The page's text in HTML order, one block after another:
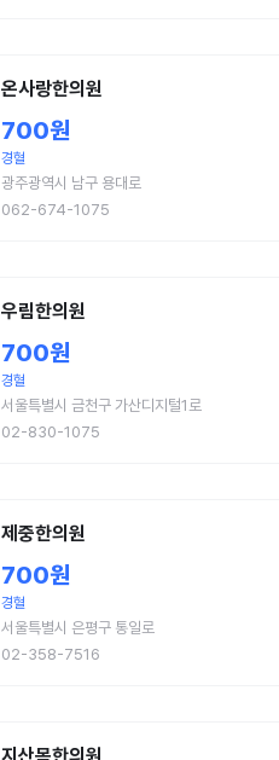
온사랑한의원
700원
경혈
광주광역시 남구 용대로
062-674-1075
우림한의원
700원
경혈
서울특별시 금천구 가산디지털1로
02-830-1075
제중한의원
700원
경혈
서울특별시 은평구 통일로
02-358-7516